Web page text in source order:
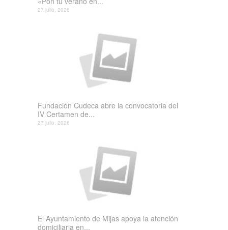
27 julio, 2026
Fundación Cudeca abre la convocatoria del
IV Certamen de...
27 julio, 2026
El Ayuntamiento de Mijas apoya la atención
domiciliaria en...